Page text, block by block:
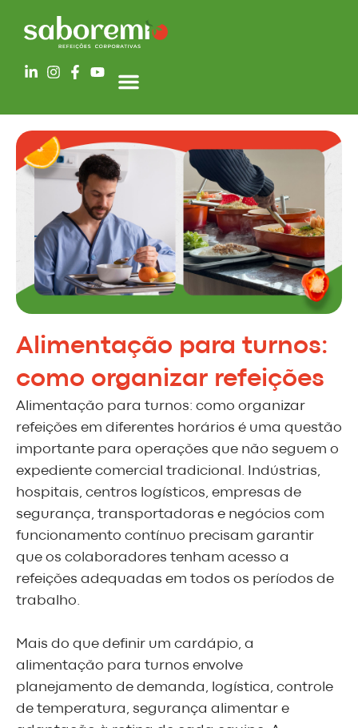
Alimentação para turnos:
como organizar refeições
Alimentação para turnos: como organizar
refeições em diferentes horários é uma questão
importante para operações que não seguem o
expediente comercial tradicional. Indústrias,
hospitais, centros logísticos, empresas de
segurança, transportadoras e negócios com
funcionamento contínuo precisam garantir
que os colaboradores tenham acesso a
refeições adequadas em todos os períodos de
trabalho.
Mais do que definir um cardápio, a
alimentação para turnos envolve
planejamento de demanda, logística, controle
de temperatura, segurança alimentar e